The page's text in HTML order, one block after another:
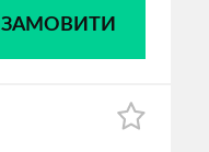
ЗАМОВИТИ